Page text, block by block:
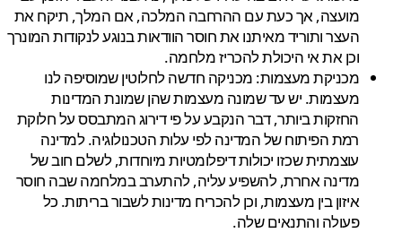
מועצה, אך כעת עם ההרחבה המלכה, אם המלך, תיקח את
העצר ותוריד מאיתנו את חוסר הוודאות בנוגע לנקודות המונרך
וכן את אי היכולת להכריז מלחמה.
מכניקת מעצמות: מכניקה חדשה לחלוטין שמוסיפה לנו
מעצמות. יש עד שמונה מעצמות שהן שמונת המדינות
החזקות ביותר, דבר הנקבע על פי דירוג המתבסס על חלוקת
רמת הפיתוח של המדינה לפי עלות הטכנולוגיה. למדינה
עוצמתית שכזו יכולות דיפלומטיות מיוחדות, לשלם חוב של
מדינה אחרת, להשפיע עליה, להתערב במלחמה שבה חוסר
איזון בין מעצמות, וכן להכריח מדינות לשבור בריתות. כל
פעולה והתנאים שלה.